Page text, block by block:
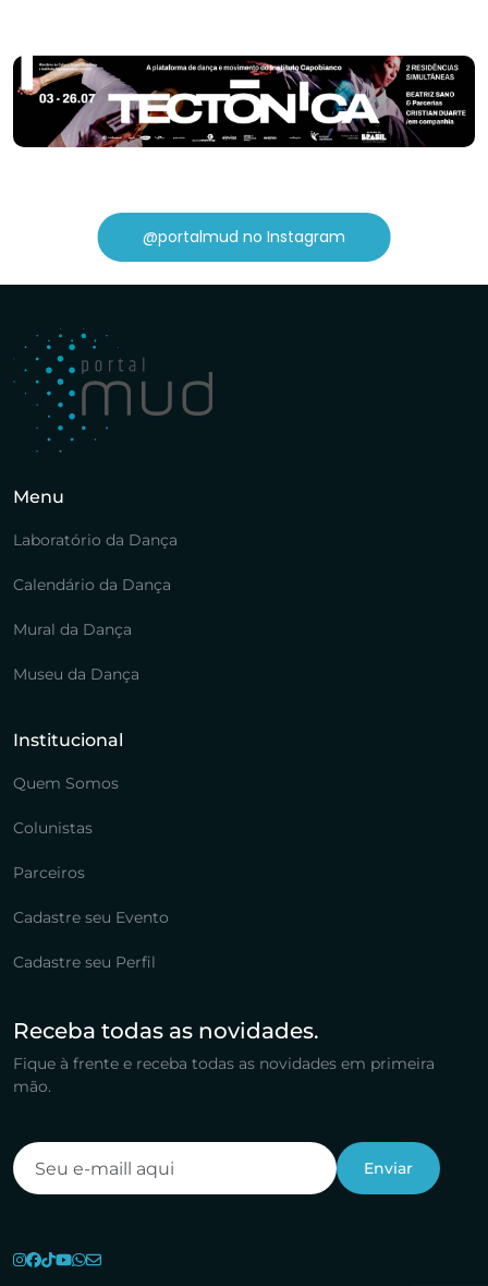
@portalmud no Instagram
Menu
Laboratório da Dança
Calendário da Dança
Mural da Dança
Museu da Dança
Institucional
Quem Somos
Colunistas
Parceiros
Cadastre seu Evento
Cadastre seu Perfil
Receba todas as novidades.
Fique à frente e receba todas as novidades em primeira
mão.